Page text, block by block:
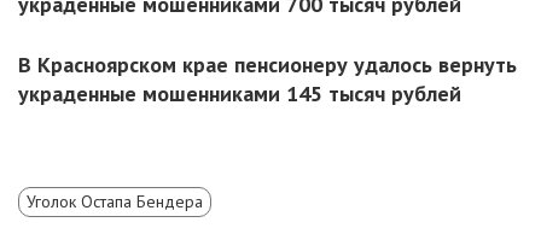
В Красноярском крае пенсионеру удалось вернуть
украденные мошенниками 145 тысяч рублей
Уголок Остапа Бендера